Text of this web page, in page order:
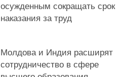
осужденным сокращать срок
наказания за труд
Молдова и Индия расширят
сотрудничество в сфере